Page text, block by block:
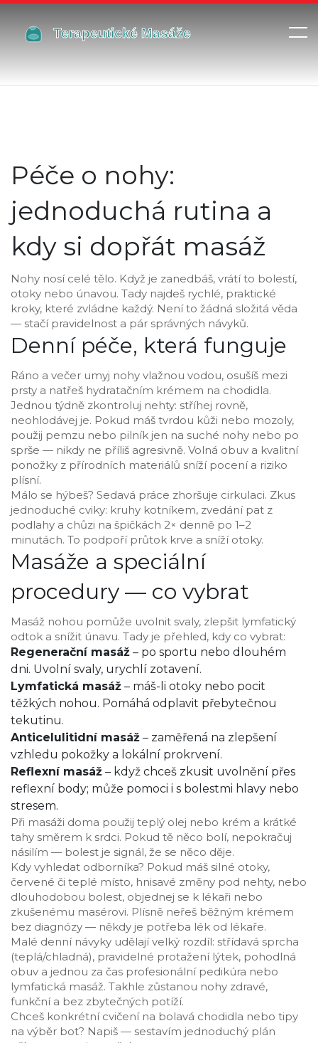
Péče o nohy:
jednoduchá rutina a
kdy si dopřát masáž
Nohy nosí celé tělo. Když je zanedbáš, vrátí to bolestí,
otoky nebo únavou. Tady najdeš rychlé, praktické
kroky, které zvládne každý. Není to žádná složitá věda
— stačí pravidelnost a pár správných návyků.
Denní péče, která funguje
Ráno a večer umyj nohy vlažnou vodou, osušíš mezi
prsty a natřeš hydratačním krémem na chodidla.
Jednou týdně zkontroluj nehty: stříhej rovně,
neohlodávej je. Pokud máš tvrdou kůži nebo mozoly,
použij pemzu nebo pilník jen na suché nohy nebo po
sprše — nikdy ne příliš agresivně. Volná obuv a kvalitní
ponožky z přírodních materiálů sníží pocení a riziko
plísní.
Málo se hýbeš? Sedavá práce zhoršuje cirkulaci. Zkus
jednoduché cviky: kruhy kotníkem, zvedání pat z
podlahy a chůzi na špičkách 2× denně po 1–2
minutách. To podpoří průtok krve a sníží otoky.
Masáže a speciální
procedury — co vybrat
Masáž nohou pomůže uvolnit svaly, zlepšit lymfatický
odtok a snížit únavu. Tady je přehled, kdy co vybrat:
Regenerační masáž – po sportu nebo dlouhém
dni. Uvolní svaly, urychlí zotavení.
Lymfatická masáž – máš-li otoky nebo pocit
těžkých nohou. Pomáhá odplavit přebytečnou
tekutinu.
Anticelulitidní masáž – zaměřená na zlepšení
vzhledu pokožky a lokální prokrvení.
Reflexní masáž – když chceš zkusit uvolnění přes
reflexní body; může pomoci i s bolestmi hlavy nebo
stresem.
Při masáži doma použij teplý olej nebo krém a krátké
tahy směrem k srdci. Pokud tě něco bolí, nepokračuj
násilím — bolest je signál, že se něco děje.
Kdy vyhledat odborníka? Pokud máš silné otoky,
červené či teplé místo, hnisavé změny pod nehty, nebo
dlouhodobou bolest, objednej se k lékaři nebo
zkušenému masérovi. Plísně neřeš běžným krémem
bez diagnózy — někdy je potřeba lék od lékaře.
Malé denní návyky udělají velký rozdíl: střídavá sprcha
(teplá/chladná), pravidelné protažení lýtek, pohodlná
obuv a jednou za čas profesionální pedikúra nebo
lymfatická masáž. Takhle zůstanou nohy zdravé,
funkční a bez zbytečných potíží.
Chceš konkrétní cvičení na bolavá chodidla nebo tipy
na výběr bot? Napiš — sestavím jednoduchý plán